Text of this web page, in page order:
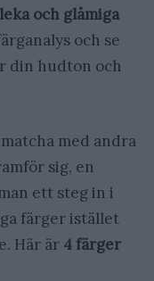
och glåmiga
och se
din hudton och
med andra
sig, en
ett steg in i
färger istället
Här är 4 färger